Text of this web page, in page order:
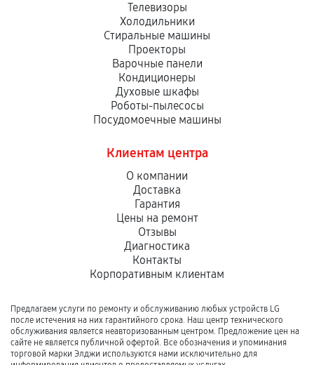
Телевизоры
Холодильники
Стиральные машины
Проекторы
Варочные панели
Кондиционеры
Духовые шкафы
Роботы-пылесосы
Посудомоечные машины
Клиентам центра
О компании
Доставка
Гарантия
Цены на ремонт
Отзывы
Диагностика
Контакты
Корпоративным клиентам
Предлагаем услуги по ремонту и обслуживанию любых устройств LG
после истечения на них гарантийного срока. Наш центр технического
обслуживания является неавторизованным центром. Предложение цен на
сайте не является публичной офертой. Все обозначения и упоминания
торговой марки Элджи используются нами исключительно для